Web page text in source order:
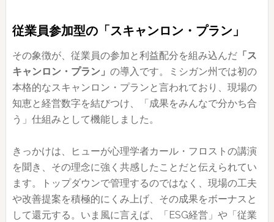
従業員参加型の「スキャンロン・プラン」
その象徴が、従業員の参加と利益配分を組み込んだ「ス
キャンロン・プラン」 の導入です。ミシガン州では初の
本格的なスキャンロン・プランと言われており、現場の
知恵と経営数字を結びつけ、「成果をみんなで分かち合
う」仕組みとして機能しました。
きっかけは、ヒューが心理学者カール・フロストの講演
を聞き、その理念に強く共感したことだと伝えられてい
ます。トップダウンで管理するのではなく、現場の工夫
や改善提案を積極的にくみ上げ、その成果をボーナスと
して還元する。いま風に言えば、「ESG経営」や「従業